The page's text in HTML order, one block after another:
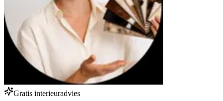
Gratis interieuradvies